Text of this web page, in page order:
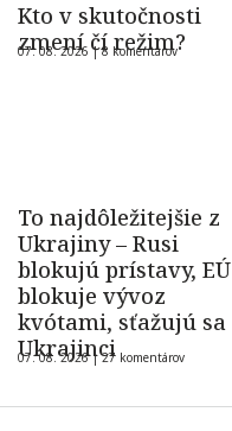
Kto v skutočnosti
zmení čí režim?
07. 08. 2026 |8 komentárov
To najdôležitejšie z
Ukrajiny – Rusi
blokujú prístavy, EÚ
blokuje vývoz
kvótami, sťažujú sa
Ukrajinci
07. 08. 2026 |27 komentárov